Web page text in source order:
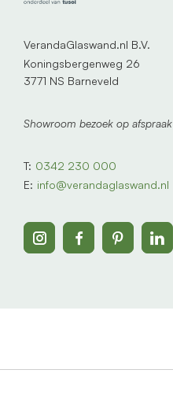
VerandaGlaswand.nl B.V.
Koningsbergenweg 26
3771 NS Barneveld
Showroom bezoek op afspraak
T: 0342 230 000
E: info@verandaglaswand.nl